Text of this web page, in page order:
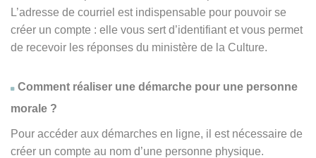
L’adresse de courriel est indispensable pour pouvoir se
créer un compte : elle vous sert d’identifiant et vous permet
de recevoir les réponses du ministère de la Culture.
Comment réaliser une démarche pour une personne
morale ?
Pour accéder aux démarches en ligne, il est nécessaire de
créer un compte au nom d’une personne physique.